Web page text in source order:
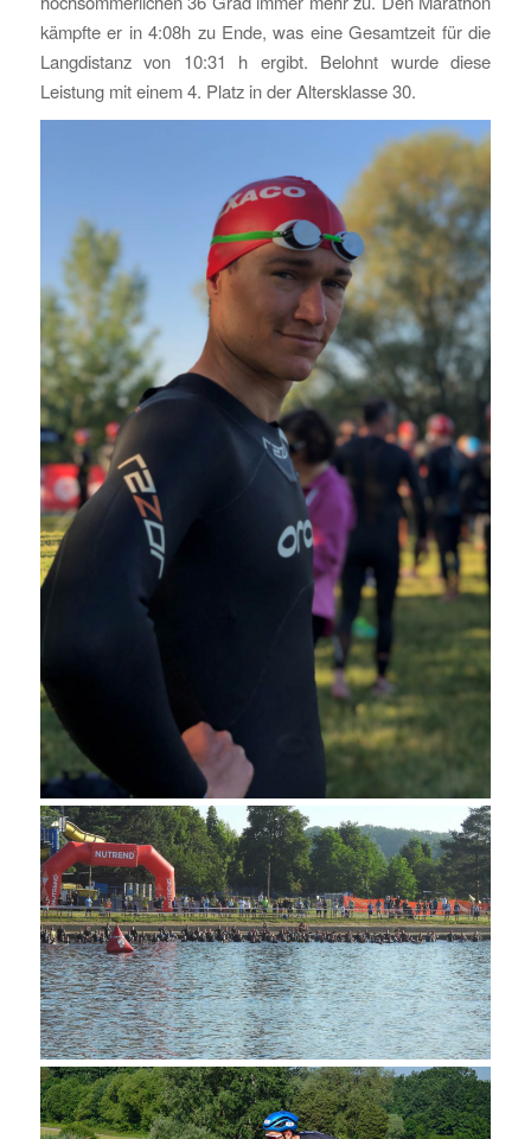
kämpfte er in 4:08h zu Ende, was eine Gesamtzeit für die
Langdistanz von 10:31 h ergibt. Belohnt wurde diese
Leistung mit einem 4. Platz in der Altersklasse 30.